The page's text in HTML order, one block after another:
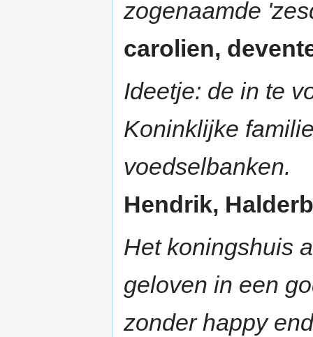
zogenaamde
carolien,
Ideetje: de in te
Koninklijke
voedselbanken.
Hendrik,
Het koningshuis
geloven in een
zonder happy